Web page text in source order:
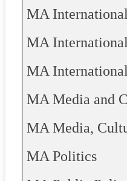
MA
MA
MA
MA Media and
MA Media,
MA Politics